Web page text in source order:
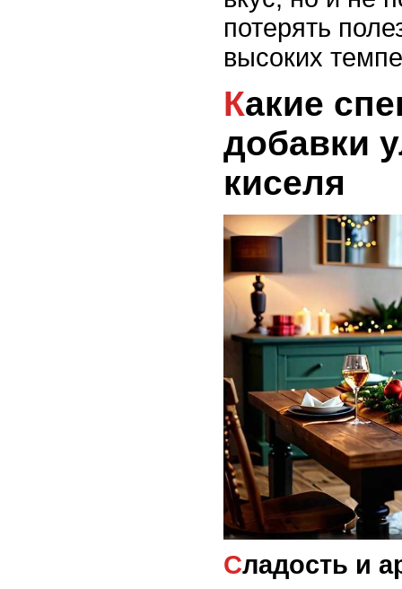
потерять
высоких
Какие специи или
добавки
киселя
Сладость и